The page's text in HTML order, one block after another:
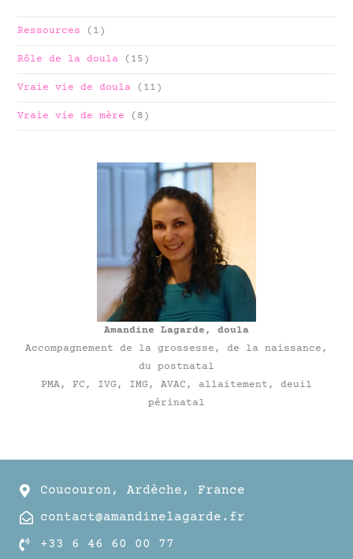
Ressources (1)
Rôle de la doula (15)
Vraie vie de doula (11)
Vraie vie de mère (8)
Amandine Lagarde, doula
Accompagnement de la grossesse, de la naissance,
du postnatal
PMA, FC, IVG, IMG, AVAC, allaitement, deuil
périnatal
Coucouron, Ardèche, France
contact@amandinelagarde.fr
+33 6 46 60 00 77